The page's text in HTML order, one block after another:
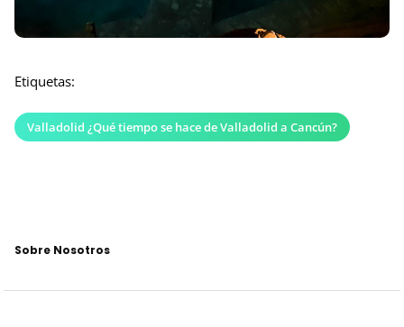
Etiquetas:
Valladolid ¿Qué tiempo se hace de Valladolid a Cancún?
Sobre Nosotros